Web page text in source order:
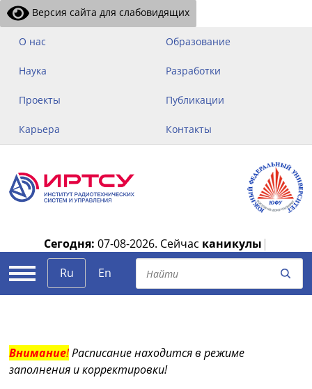
Версия сайта для слабовидящих
О нас Образование
Наука Разработки
Проекты Публикации
Карьера Контакты
Сегодня: 07-08-2026. Сейчас каникулы |
Ru
En
Внимание!Расписание находится в режиме
заполнения и корректировки!